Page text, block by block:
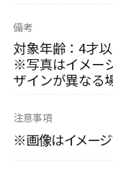
備考
対象年齢：4才
※写真はイメー
ザインが異なる
注意事項
※画像はイメージ